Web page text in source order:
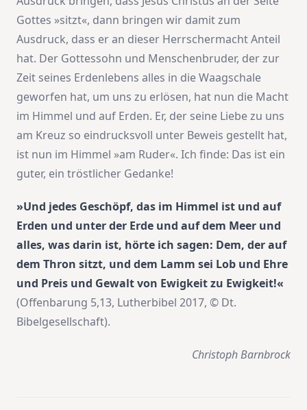
Gottes »sitzt«, dann bringen wir damit zum
Ausdruck, dass er an dieser Herrschermacht Anteil
hat. Der Gottessohn und Menschenbruder, der zur
Zeit seines Erdenlebens alles in die Waagschale
geworfen hat, um uns zu erlösen, hat nun die Macht
im Himmel und auf Erden. Er, der seine Liebe zu uns
am Kreuz so eindrucksvoll unter Beweis gestellt hat,
ist nun im Himmel »am Ruder«. Ich finde: Das ist ein
guter, ein tröstlicher Gedanke!
»Und jedes Geschöpf, das im Himmel ist und auf
Erden und unter der Erde und auf dem Meer und
alles, was darin ist, hörte ich sagen: Dem, der auf
dem Thron sitzt, und dem Lamm sei Lob und Ehre
und Preis und Gewalt von Ewigkeit zu Ewigkeit!«
(Offenbarung 5,13, Lutherbibel 2017, © Dt.
Bibelgesellschaft).
Christoph Barnbrock